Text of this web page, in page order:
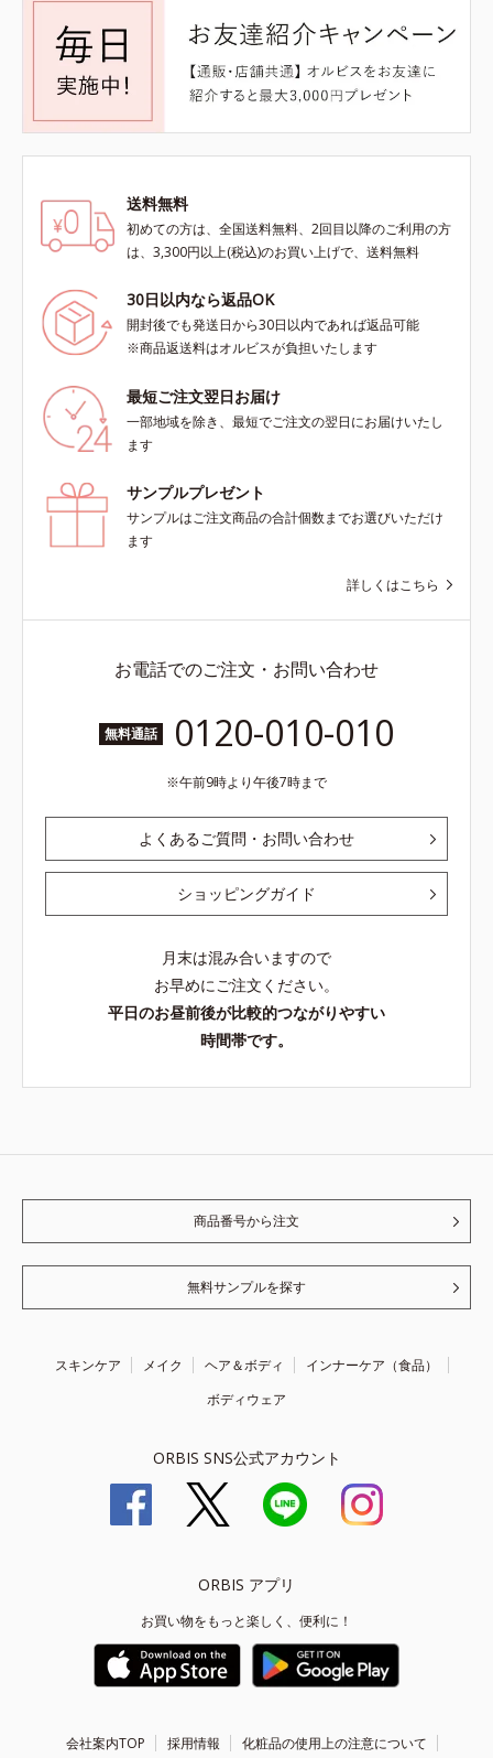
送料無料
初めての方は、全国送料無料、2回目以降のご利用の方
は、3,300円以上(税込)のお買い上げで、送料無料
30日以内なら返品OK
開封後でも発送日から30日以内であれば返品可能
※商品返送料はオルビスが負担いたします
最短ご注文翌日お届け
一部地域を除き、最短でご注文の翌日にお届けいたし
ます
サンプルプレゼント
サンプルはご注文商品の合計個数までお選びいただけ
ます
詳しくはこちら
お電話でのご注文・お問い合わせ
無料通話 0120-010-010
午前9時より午後7時まで
よくあるご質問・お問い合わせ
ショッピングガイド
月末は混み合いますので
お早めにご注文ください。
平日のお昼前後が比較的つながりやすい
時間帯です。
商品番号から注文
無料サンプルを探す
スキンケア メイク ヘア＆ボディ
インナーケア（食品）
ボディウェア
ORBIS SNS公式アカウント
ORBIS アプリ
お買い物をもっと楽しく、便利に！
会社案内TOP 採用情報 化粧品の使用上の注意について